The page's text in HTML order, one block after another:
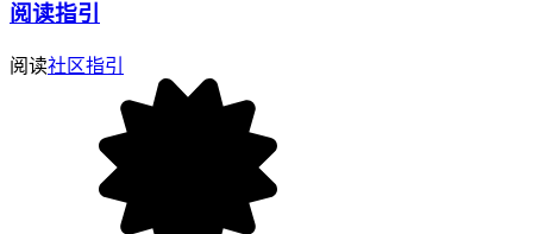
阅读指引
阅读社区指引